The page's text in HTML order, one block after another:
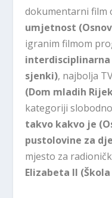
dokumentarni film
umjetnost
igranim filmom
interdisciplinarna
sjenki), najbolja
(Dom mladih
kategoriji
takvo kakvo je
pustolovine za
mjesto za
Elizabeta II